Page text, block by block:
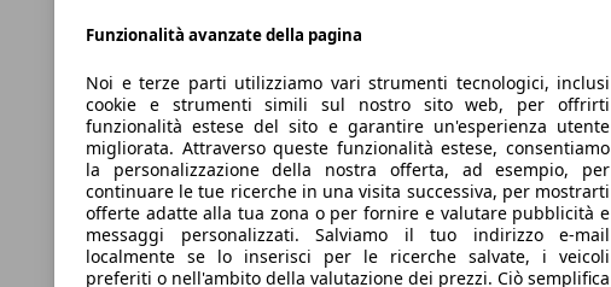
Funzionalità avanzate della pagina
Noi e terze parti utilizziamo vari strumenti tecnologici, inclusi
cookie e strumenti simili sul nostro sito web, per offrirti
funzionalità estese del sito e garantire un'esperienza utente
migliorata. Attraverso queste funzionalità estese, consentiamo
la personalizzazione della nostra offerta, ad esempio, per
continuare le tue ricerche in una visita successiva, per mostrarti
offerte adatte alla tua zona o per fornire e valutare pubblicità e
messaggi personalizzati. Salviamo il tuo indirizzo e-mail
localmente se lo inserisci per le ricerche salvate, i veicoli
preferiti o nell'ambito della valutazione dei prezzi. Ciò semplifica